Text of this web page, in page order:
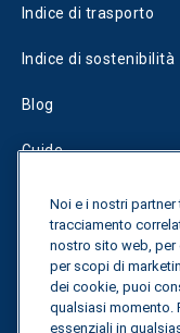
Indice di trasporto
Indice di sostenibilità
Blog
Guide
Fuel Savings
Calcolatore di
Tracciamento delle
Noi e i nostri
tracciamento
nostro sito web, per
per scopi di
dei cookie, puoi
qualsiasi momento.
essenziali in